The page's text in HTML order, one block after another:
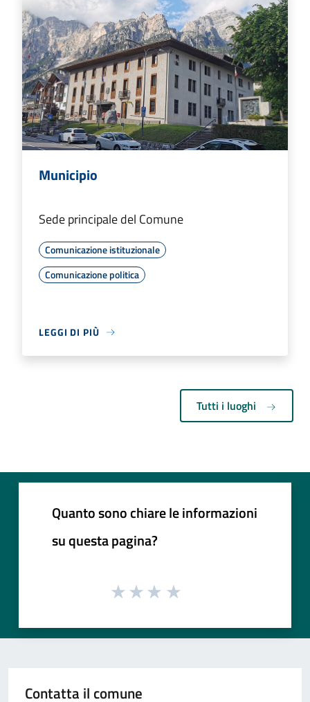
Municipio
Sede principale del Comune
Comunicazione istituzionale
Comunicazione politica
LEGGI DI PIÙ
Tutti i luoghi
Quanto sono chiare le informazioni
su questa pagina?
Contatta il comune